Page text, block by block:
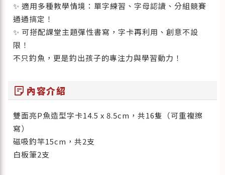
✨ 適用多種教學情境：單字練習、字母認讀、分組競賽
通通搞定！
✨ 可搭配課堂主題彈性書寫，字卡再利用、創意不設
限！
不只釣魚，更是釣出孩子的專注力與學習動力！
sticky_note_2 內容介紹
雙面亮P魚造型字卡14.5 x 8.5cm，共16隻（可重複擦
寫）
磁吸釣竿15cm，共2支
白板筆2支